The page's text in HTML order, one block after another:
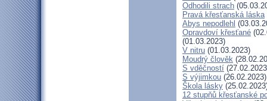
Odhodili strach
Pravá křesťanská láska
Abys nepodlehl
Opravdoví křesťané
(01.03.2023)
V nitru (01.03.2023)
Moudrý člověk
S vděčností
S výjimkou (26.02.2023)
Škola lásky
12 stupňů křesťanské